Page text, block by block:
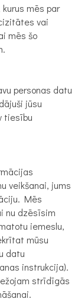
mēs par
vai
mēs šo
personas datu
jūsu
tiesību
veikšanai, jums
Mēs
nu dzēsīsim
iemeslu,
mūsu
datu
instrukcija).
strīdīgās